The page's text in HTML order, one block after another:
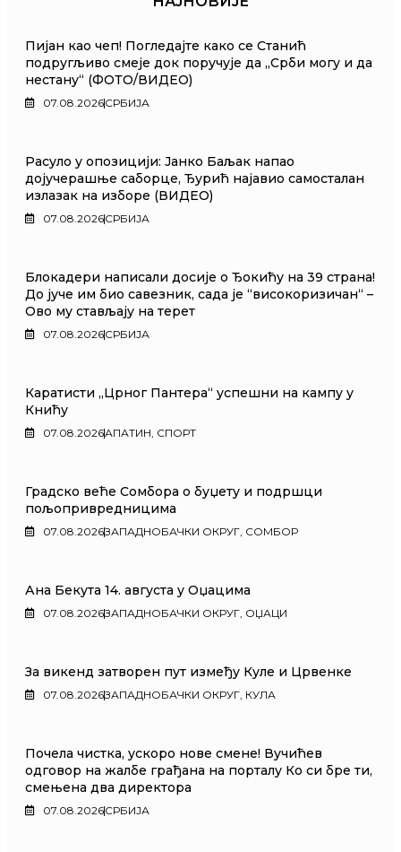
Пијан као чеп! Погледајте како се Станић
подругљиво смеје док поручује да „Срби могу и да
нестану“ (ФОТО/ВИДЕО)
07.08.2026СРБИЈА
Расуло у опозицији: Јанко Баљак напао
дојучерашње саборце, Ђурић најавио самосталан
излазак на изборе (ВИДЕО)
07.08.2026СРБИЈА
Блокадери написали досије о Ђокићу на 39 страна!
До јуче им био савезник, сада је “високоризичан“ –
Ово му стављају на терет
07.08.2026СРБИЈА
Каратисти „Црног Пантера“ успешни на кампу у
Книћу
07.08.2026АПАТИН, СПОРТ
Градско веће Сомбора о буџету и подршци
пољопривредницима
07.08.2026ЗАПАДНОБАЧКИ ОКРУГ, СОМБОР
Ана Бекута 14. августа у Оџацима
07.08.2026ЗАПАДНОБАЧКИ ОКРУГ, ОЏАЦИ
За викенд затворен пут између Куле и Црвенке
07.08.2026ЗАПАДНОБАЧКИ ОКРУГ, КУЛА
Почела чистка, ускоро нове смене! Вучићев
одговор на жалбе грађана на порталу Ко си бре ти,
смењена два директора
07.08.2026СРБИЈА